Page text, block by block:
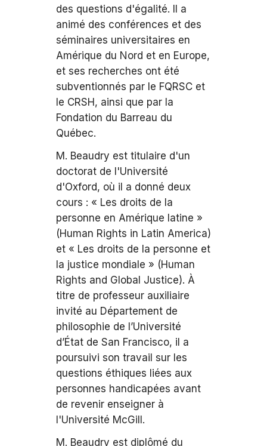
des questions d'égalité. Il a
animé des conférences et des
séminaires universitaires en
Amérique du Nord et en Europe,
et ses recherches ont été
subventionnés par le FQRSC et
le CRSH, ainsi que par la
Fondation du Barreau du
Québec.
M. Beaudry est titulaire d'un
doctorat de l'Université
d'Oxford, où il a donné deux
cours : « Les droits de la
personne en Amérique latine »
(Human Rights in Latin America)
et « Les droits de la personne et
la justice mondiale » (Human
Rights and Global Justice). À
titre de professeur auxiliaire
invité au Département de
philosophie de l’Université
d’État de San Francisco, il a
poursuivi son travail sur les
questions éthiques liées aux
personnes handicapées avant
de revenir enseigner à
l'Université McGill.
M. Beaudry est diplômé du